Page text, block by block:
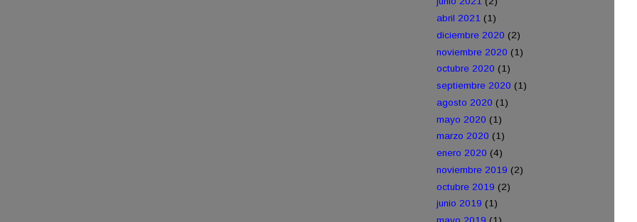
abril 2021 (1)
diciembre 2020 (2)
noviembre 2020 (1)
octubre 2020 (1)
septiembre 2020 (1)
agosto 2020 (1)
mayo 2020 (1)
marzo 2020 (1)
enero 2020 (4)
noviembre 2019 (2)
octubre 2019 (2)
junio 2019 (1)